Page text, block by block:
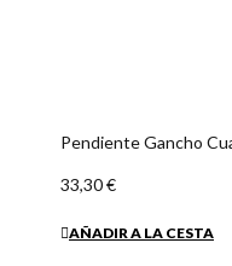
Pendiente Gancho
33,30 €
AÑADIR A LA CESTA